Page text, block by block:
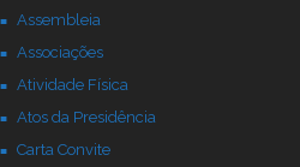
Assembleia
Associações
Atividade Física
Atos da Presidência
Carta Convite